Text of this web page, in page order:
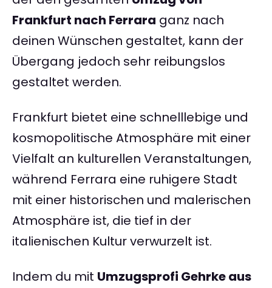
Frankfurt nach Ferrara ganz nach
deinen Wünschen gestaltet, kann der
Übergang jedoch sehr reibungslos
gestaltet werden.
Frankfurt bietet eine schnelllebige und
kosmopolitische Atmosphäre mit einer
Vielfalt an kulturellen Veranstaltungen,
während Ferrara eine ruhigere Stadt
mit einer historischen und malerischen
Atmosphäre ist, die tief in der
italienischen Kultur verwurzelt ist.
Indem du mit Umzugsprofi Gehrke aus